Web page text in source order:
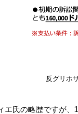
反グリホ
エ氏の略歴ですが